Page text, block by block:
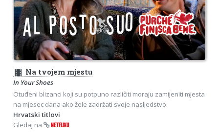
theaters Na tvojem mjestu
In Your Shoes
Otuđeni blizanci koji su potpuno različiti moraju zamijeniti mjesta
na mjesec dana ako žele zadržati svoje nasljedstvo.
Hrvatski titlovi
Gledaj na
NETFLIXU